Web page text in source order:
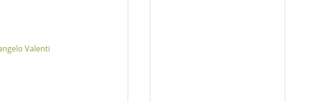
Valenti